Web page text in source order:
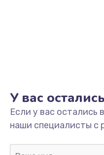
У вас
Если у вас остались
наши специалисты с